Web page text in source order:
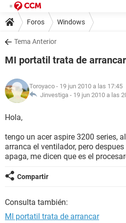
Foros Windows
Tema Anterior
MI portatil trata de arrancar
Toroyaco - 19 jun 2010 a las 17:45
Jinvestiga - 19 jun 2010 a las
Hola,
tengo un acer aspire 3200 series,
arranca el ventilador, pero
apaga, me dicen que es el
Compartir
Consulta también:
MI portatil trata de arrancar